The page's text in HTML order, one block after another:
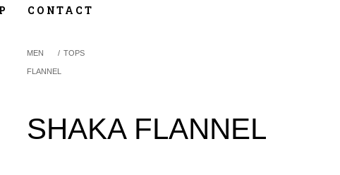
CONTACT
MEN / TOPS
FLANNEL
SHAKA FLANNEL